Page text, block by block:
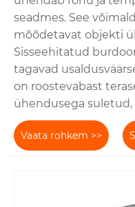
seadmes. See
mõõdetavat objekti
Sisseehitatud
tagavad
on roostevabast
ühendusega
Vaata rohkem >>